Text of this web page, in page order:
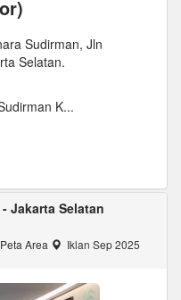
Sudirman, Jln
Selatan.
K...
Jakarta Selatan
Peta Area Iklan Sep 2025